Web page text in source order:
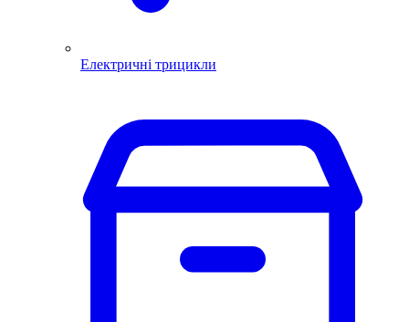
Електричні трицикли